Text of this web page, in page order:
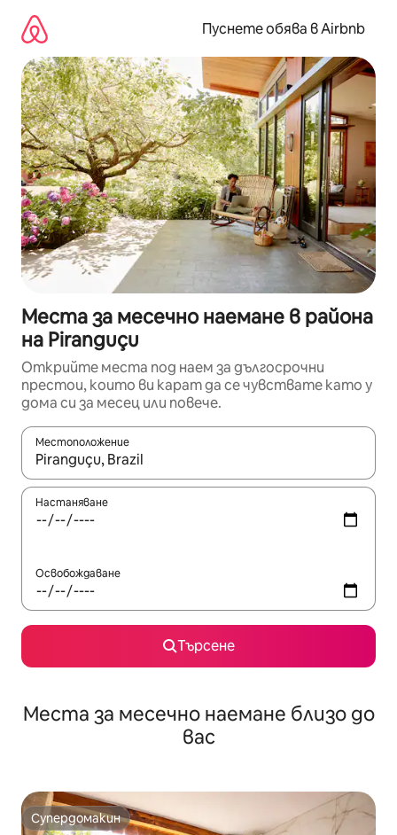
съдържанието
Пуснете обява в Airbnb
Места за месечно наемане в района
на Piranguçu
Открийте места под наем за дългосрочни
престои, които ви карат да се чувствате като у
дома си за месец или повече.
Местоположение
Когато резултатите се покажат, използвайте
Настаняване
Освобождаване
Търсене
Места за месечно наемане близо до
вас
Супердомакин
Супердомакин